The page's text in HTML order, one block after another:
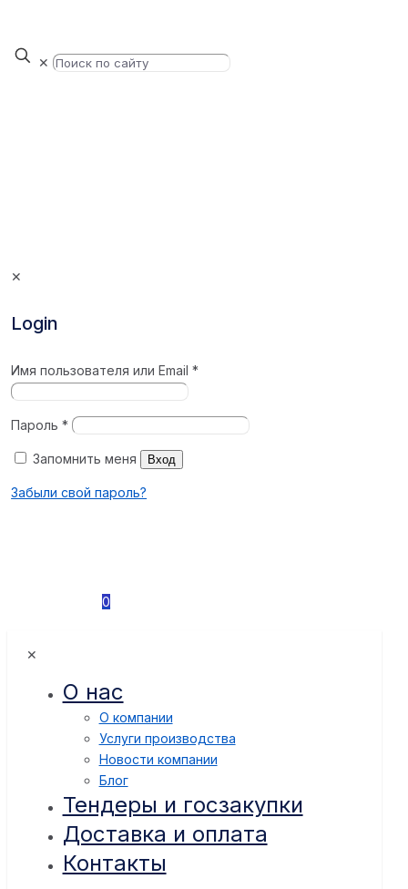
✕
✕
Login
Имя пользователя или Email*
Пароль*
Запомнить меня Вход
Забыли свой пароль?
0
✕
О нас
О компании
Услуги производства
Новости компании
Блог
Тендеры и госзакупки
Доставка и оплата
Контакты